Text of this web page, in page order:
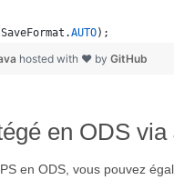
SaveFormat .AUTO);
hosted with ❤ by GitHub
en ODS via
en ODS, vous pouvez